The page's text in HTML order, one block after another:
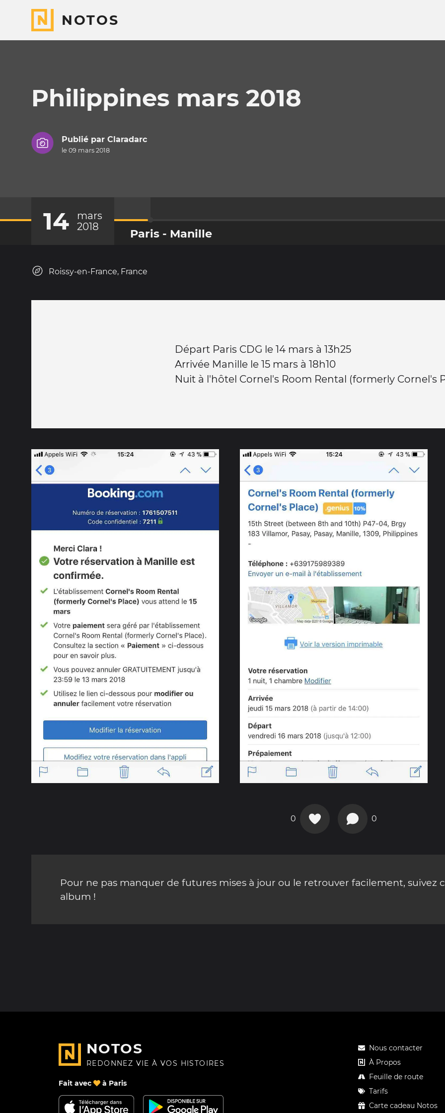
NOTOS
Philippines mars 2018
Publié par Claradarc
le 09 mars 2018
14
mars
2018
Paris - Manille
Roissy-en-France, France
Départ Paris CDG le 14 mars à 13h25
Arrivée Manille le 15 mars à 18h10
Nuit à l'hôtel Cornel's Room Rental (formerly Cornel's
0 0
Pour ne pas manquer de futures mises à jour ou le retrouver facilement, suivez
album !
NOTOS
REDONNEZ VIE À VOS HISTOIRES
Fait avec à Paris
Nous contacter
À Propos
Feuille de route
Tarifs
Carte cadeau Notos